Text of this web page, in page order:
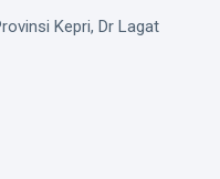
Kepri, Dr Lagat